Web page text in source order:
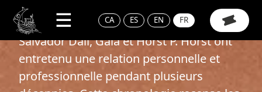
Passer au contenu
Navigation principale
CA ES EN FR
CHRONOLOGIE
Salvador Dalí, Gala et Horst P. Horst ont
entretenu une relation personnelle et
professionnelle pendant plusieurs